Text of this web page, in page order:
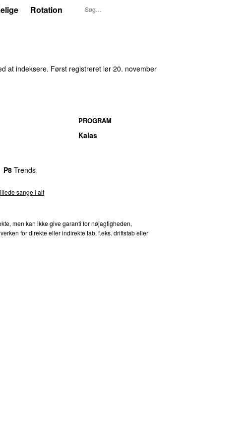
Rotation
at indeksere. Først registreret lør 20. november
PROGRAM
Kalas
P8 Trends
sange i alt
men kan ikke give garanti for nøjagtigheden,
for direkte eller indirekte tab, f.eks. driftstab eller